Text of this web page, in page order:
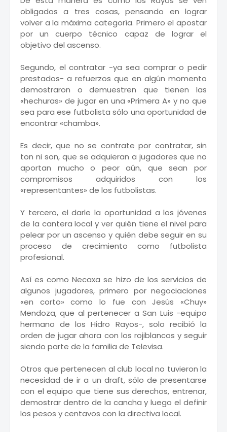
obligados a tres cosas, pensando en lograr
volver a la máxima categoría. Primero el apostar
por un cuerpo técnico capaz de lograr el
objetivo del ascenso.
Segundo, el contratar -ya sea comprar o pedir
prestados- a refuerzos que en algún momento
demostraron o demuestren que tienen las
«hechuras» de jugar en una «Primera A» y no que
sea para ese futbolista sólo una oportunidad de
encontrar «chamba».
Es decir, que no se contrate por contratar, sin
ton ni son, que se adquieran a jugadores que no
aportan mucho o peor aún, que sean por
compromisos adquiridos con los
«representantes» de los futbolistas.
Y tercero, el darle la oportunidad a los jóvenes
de la cantera local y ver quién tiene el nivel para
pelear por un ascenso y quién debe seguir en su
proceso de crecimiento como futbolista
profesional.
Así es como Necaxa se hizo de los servicios de
algunos jugadores, primero por negociaciones
«en corto» como lo fue con Jesús «Chuy»
Mendoza, que al pertenecer a San Luis -equipo
hermano de los Hidro Rayos-, solo recibió la
orden de jugar ahora con los rojiblancos y seguir
siendo parte de la familia de Televisa.
Otros que pertenecen al club local no tuvieron la
necesidad de ir a un draft, sólo de presentarse
con el equipo que tiene sus derechos, entrenar,
demostrar dentro de la cancha y luego el definir
los pesos y centavos con la directiva local.